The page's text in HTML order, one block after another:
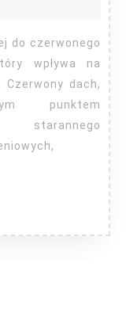
do
czerwonego
dachu?
wpływa na
dach,
punktem
starannego